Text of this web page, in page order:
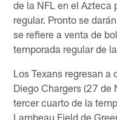
de la NFL en el Azteca
regular. Pronto se
se refiere a venta de
temporada regular de
Los Texans regresan a
Diego Chargers (27 de
tercer cuarto de la
Lambeau Field de